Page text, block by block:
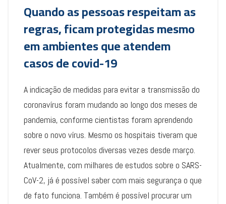
Quando as pessoas respeitam as
regras, ficam protegidas mesmo
em ambientes que atendem
casos de covid-19
A indicação de medidas para evitar a transmissão do
coronavírus foram mudando ao longo dos meses de
pandemia, conforme cientistas foram aprendendo
sobre o novo vírus. Mesmo os hospitais tiveram que
rever seus protocolos diversas vezes desde março.
Atualmente, com milhares de estudos sobre o SARS-
CoV-2, já é possível saber com mais segurança o que
de fato funciona. Também é possível procurar um